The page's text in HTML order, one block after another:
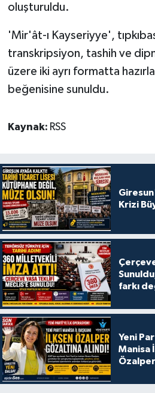
oluşturuldu.
'Mir'ât-ı Kayseriyye',
transkripsiyon, tashih ve
üzere iki ayrı formatta
beğenisine sunuldu.
Kaynak: RSS
Krizi
farkı
Yeni
Manisa
Özalper